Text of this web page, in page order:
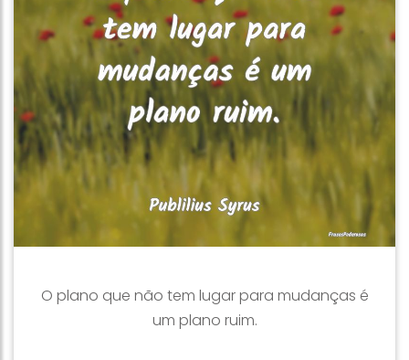
O plano que não tem lugar para mudanças é
um plano ruim.